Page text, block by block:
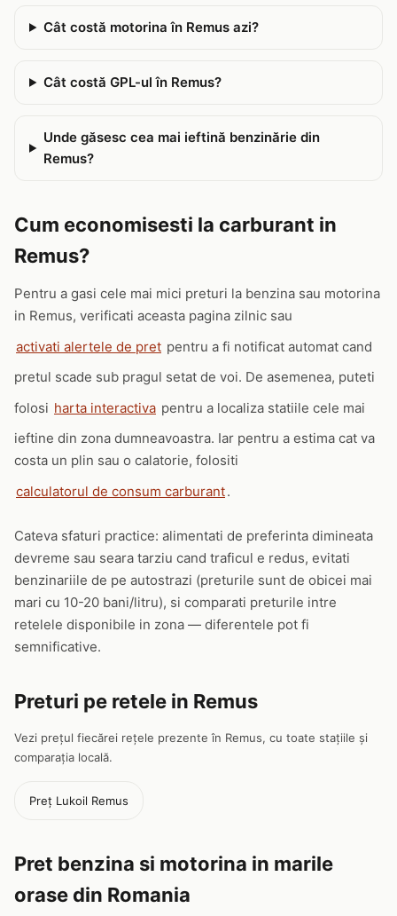
Cât costă motorina în Remus azi?
Cât costă GPL-ul în Remus?
Unde găsesc cea mai ieftină benzinărie din
Remus?
Cum economisesti la carburant in
Remus?
Pentru a gasi cele mai mici preturi la benzina sau motorina
in Remus, verificati aceasta pagina zilnic sau
activati alertele de pret pentru a fi notificat automat cand
pretul scade sub pragul setat de voi. De asemenea, puteti
folosi harta interactiva pentru a localiza statiile cele mai
ieftine din zona dumneavoastra. Iar pentru a estima cat va
costa un plin sau o calatorie, folositi
calculatorul de consum carburant.
Cateva sfaturi practice: alimentati de preferinta dimineata
devreme sau seara tarziu cand traficul e redus, evitati
benzinariile de pe autostrazi (preturile sunt de obicei mai
mari cu 10-20 bani/litru), si comparati preturile intre
retelele disponibile in zona — diferentele pot fi
semnificative.
Preturi pe retele in Remus
Vezi prețul fiecărei rețele prezente în Remus, cu toate stațiile și
comparația locală.
Preț Lukoil Remus
Pret benzina si motorina in marile
orase din Romania